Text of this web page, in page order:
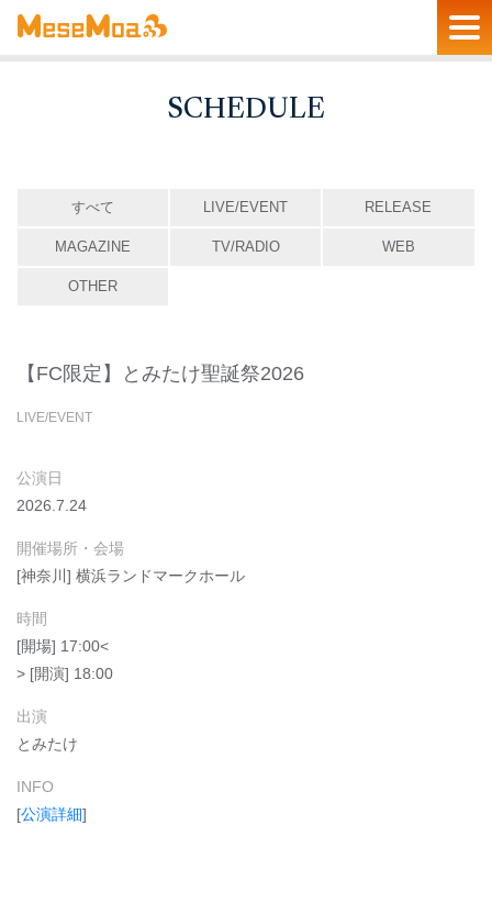
SCHEDULE
すべて LIVE/EVENT RELEASE
MAGAZINE TV/RADIO WEB
OTHER
【FC限定】とみたけ聖誕祭2026
LIVE/EVENT
公演日
2026.7.24
開催場所・会場
[神奈川] 横浜ランドマークホール
時間
[開場] 17:00<
> [開演] 18:00
出演
とみたけ
INFO
[公演詳細]